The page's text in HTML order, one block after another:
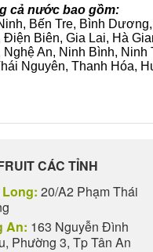
cả nước bao gồm:
Bến Tre, Bình
Biên, Gia Lai, Hà
An, Ninh Bình,
Nguyên, Thanh Hóa,
CÁC TỈNH
20/A2 Phạm Thái
An: 163 Nguyễn Đình
Phường 3, Tp Tân An